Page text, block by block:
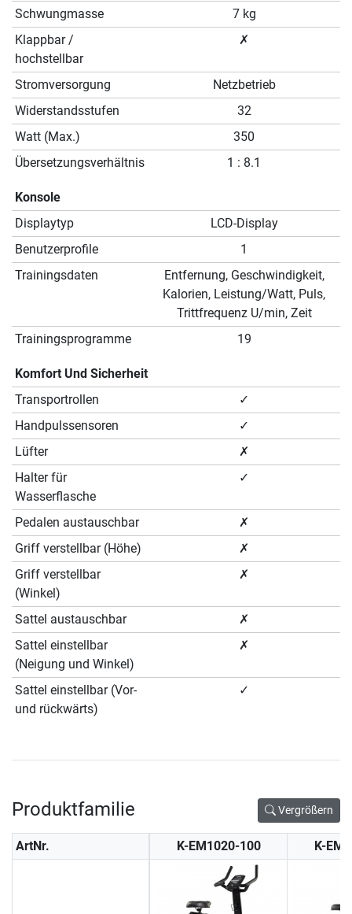
Schwungmasse
7 kg
Klappbar /
hochstellbar
✗
Stromversorgung
Netzbetrieb
Widerstandsstufen
32
Watt (Max.)
350
Übersetzungsverhältnis
1 : 8.1
Konsole
Displaytyp
LCD-Display
Benutzerprofile
1
Trainingsdaten
Entfernung, Geschwindigkeit,
Kalorien, Leistung/Watt, Puls,
Trittfrequenz U/min, Zeit
Trainingsprogramme
19
Komfort Und Sicherheit
Transportrollen
✓
Handpulssensoren
✓
Lüfter
✗
Halter für
Wasserflasche
✓
Pedalen austauschbar
✗
Griff verstellbar (Höhe)
✗
Griff verstellbar
(Winkel)
✗
Sattel austauschbar
✗
Sattel einstellbar
(Neigung und Winkel)
✗
Sattel einstellbar (Vor-
und rückwärts)
✓
Produktfamilie Vergrößern
ArtNr. K-EM1020-100 K-